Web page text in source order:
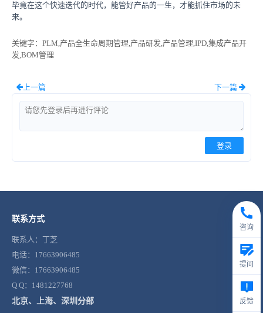
毕竟在这个快速迭代的时代，能管好产品的一生，才能抓住市场的未
来。
关键字 ：PLM,产品全生命周期管理,产品研发,产品管理,IPD,集成产品开
发,BOM管理
上一篇 下一篇
登录
联系方式
联系人：丁芝
电话：17663906485
微信：17663906485
Q Q：1481227768
北京、上海、深圳分部
咨询
提问
反馈